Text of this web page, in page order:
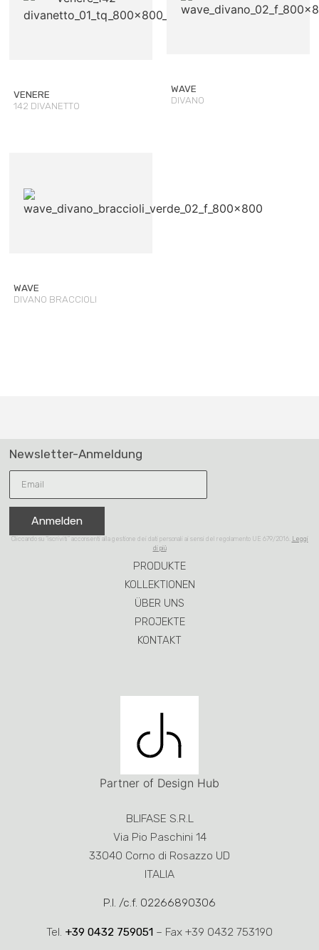
VENERE
142 DIVANETTO
WAVE
DIVANO
WAVE
DIVANO BRACCIOLI
BLIFASE S.R.L
Via Pio Paschini 14
33040 Corno di Rosazzo UD
ITALIA
P.I. /c.f. 02266890306
Tel. +39 0432 759051 – Fax +39 0432 753190
PRODUKTE
KOLLEKTIONEN
ÜBER UNS
PROJEKTE
KONTAKT
Partner of Design Hub
Newsletter-Anmeldung
Anmelden
Cliccando su “iscriviti” acconsenti alla gestione dei dati personali ai sensi del regolamento UE 679/2016.
Leggi
di più